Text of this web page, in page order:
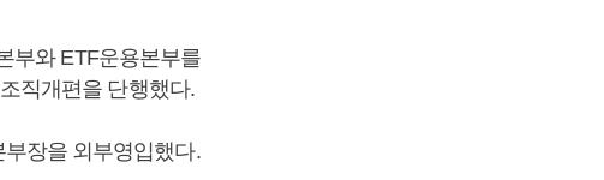
부와 ETF운용본부를
직개편을 단행했다.
장을 외부영입했다.